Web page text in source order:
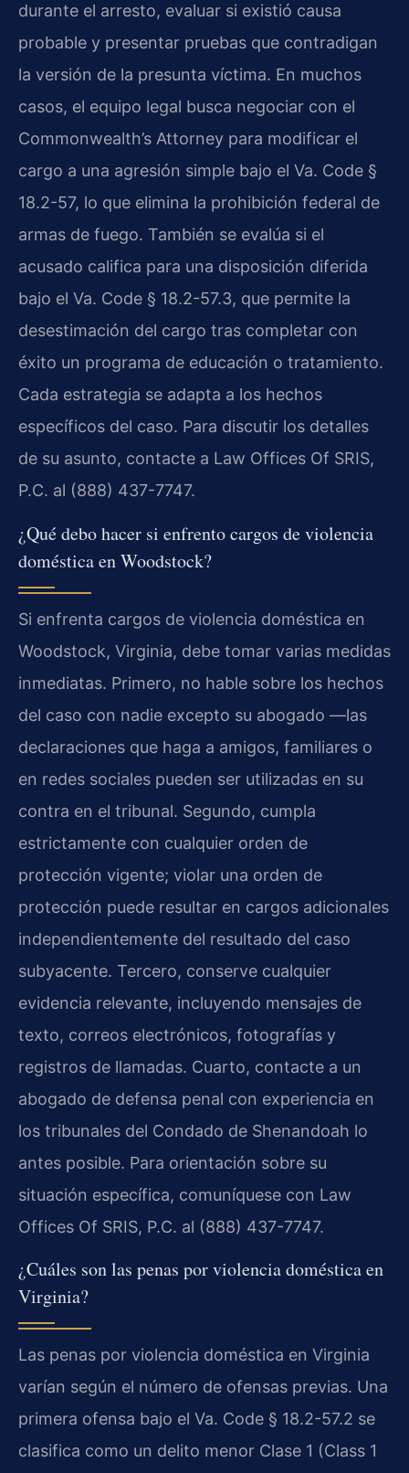
durante el arresto, evaluar si existió causa
probable y presentar pruebas que contradigan
la versión de la presunta víctima. En muchos
casos, el equipo legal busca negociar con el
Commonwealth’s Attorney para modificar el
cargo a una agresión simple bajo el Va. Code §
18.2-57, lo que elimina la prohibición federal de
armas de fuego. También se evalúa si el
acusado califica para una disposición diferida
bajo el Va. Code § 18.2-57.3, que permite la
desestimación del cargo tras completar con
éxito un programa de educación o tratamiento.
Cada estrategia se adapta a los hechos
específicos del caso. Para discutir los detalles
de su asunto, contacte a Law Offices Of SRIS,
P.C. al (888) 437-7747.
¿Qué debo hacer si enfrento cargos de violencia
doméstica en Woodstock?
Si enfrenta cargos de violencia doméstica en
Woodstock, Virginia, debe tomar varias medidas
inmediatas. Primero, no hable sobre los hechos
del caso con nadie excepto su abogado —las
declaraciones que haga a amigos, familiares o
en redes sociales pueden ser utilizadas en su
contra en el tribunal. Segundo, cumpla
estrictamente con cualquier orden de
protección vigente; violar una orden de
protección puede resultar en cargos adicionales
independientemente del resultado del caso
subyacente. Tercero, conserve cualquier
evidencia relevante, incluyendo mensajes de
texto, correos electrónicos, fotografías y
registros de llamadas. Cuarto, contacte a un
abogado de defensa penal con experiencia en
los tribunales del Condado de Shenandoah lo
antes posible. Para orientación sobre su
situación específica, comuníquese con Law
Offices Of SRIS, P.C. al (888) 437-7747.
¿Cuáles son las penas por violencia doméstica en
Virginia?
Las penas por violencia doméstica en Virginia
varían según el número de ofensas previas. Una
primera ofensa bajo el Va. Code § 18.2-57.2 se
clasifica como un delito menor Clase 1 (Class 1